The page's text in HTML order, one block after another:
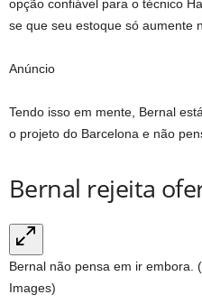
opção confiável para o técnico
se que seu estoque só aumente
Anúncio
Tendo isso em mente, Bernal
o projeto do Barcelona e não
Bernal rejeita
Bernal não pensa em ir embora.
Images)